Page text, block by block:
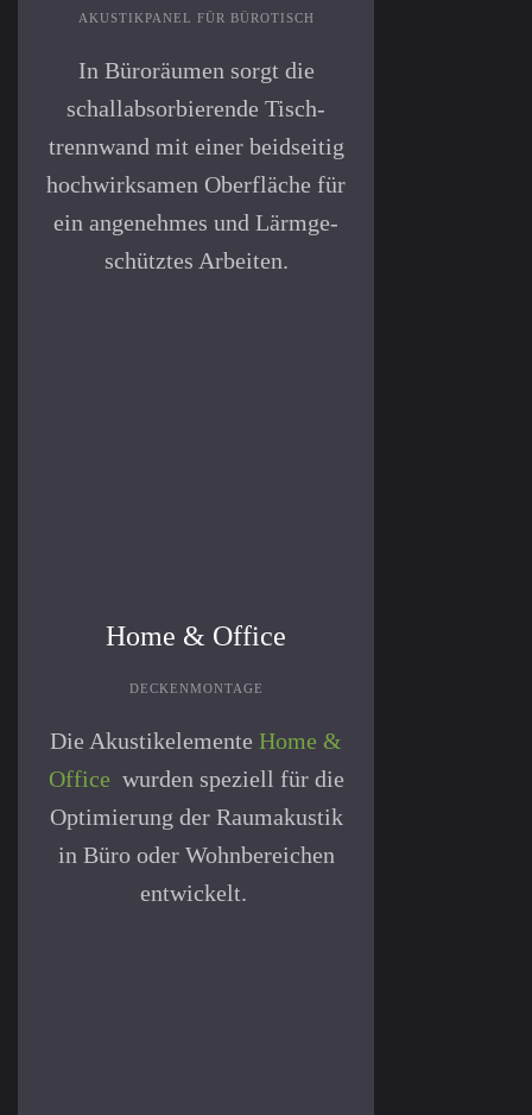
AKUSTIKPANEL FÜR BÜROTISCH
In Büroräumen sorgt die
schallabsorbierende Tisch­
trennwand mit einer beid­seitig
hoch­wirk­samen Ober­fläche für
ein an­ge­nehmes und Lärm­ge­
schütztes Arbeiten.
Home & Office
DECKENMONTAGE
Die Akustikelemente Home &
Office wurden speziell für die
Op­ti­mierung der Raum­akustik
in Büro oder Wohnbereichen
entwickelt.